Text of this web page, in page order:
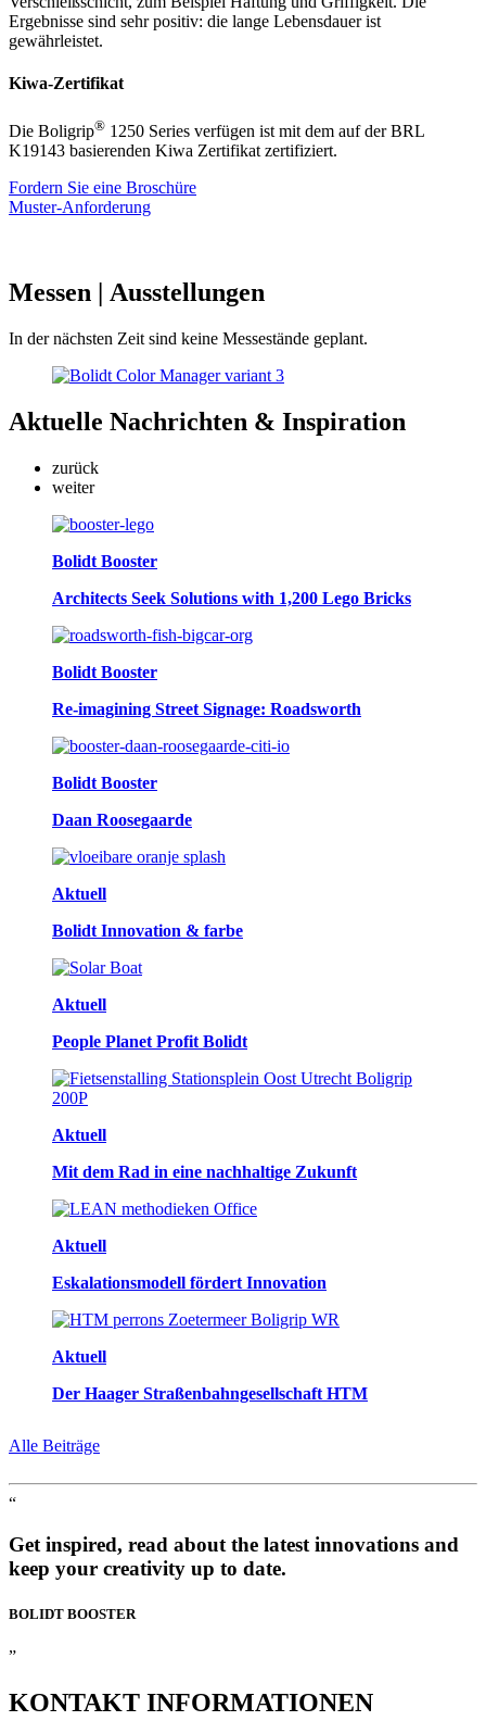
Ergebnisse sind sehr positiv: die lange Lebensdauer ist
gewährleistet.
Kiwa-Zertifikat
Die Boligrip® 1250 Series verfügen ist mit dem auf der BRL
K19143 basierenden Kiwa Zertifikat zertifiziert.
Fordern Sie eine Broschüre
Muster-Anforderung
Messen | Ausstellungen
In der nächsten Zeit sind keine Messestände geplant.
Aktuelle Nachrichten & Inspiration
zurück
weiter
Bolidt Booster
Architects Seek Solutions with 1,200 Lego Bricks
Bolidt Booster
Re-imagining Street Signage: Roadsworth
Bolidt Booster
Daan Roosegaarde
Aktuell
Bolidt Innovation & farbe
Aktuell
People Planet Profit Bolidt
Aktuell
Mit dem Rad in eine nachhaltige Zukunft
Aktuell
Eskalationsmodell fördert Innovation
Aktuell
Der Haager Straßenbahngesellschaft HTM
Alle Beiträge
“
Get inspired, read about the latest innovations and
keep your creativity up to date.
BOLIDT BOOSTER
”
KONTAKT INFORMATIONEN